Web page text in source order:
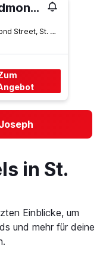
The Edmond an 1887 Arts & Crafts gem
1022 Edmond Street, St. Joseph, MO, USA
in St.
Einblicke, um
und mehr für deine